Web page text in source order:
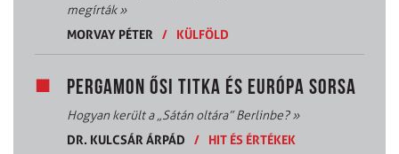
megírták»
MORVAY PÉTER
/ KÜLFÖLD
PERGAMON ŐSI TITKA ÉS EURÓPA SORSA
Hogyan került a „Sátán oltára” Berlinbe?»
DR. KULCSÁR ÁRPÁD
/ HIT ÉS ÉRTÉKEK